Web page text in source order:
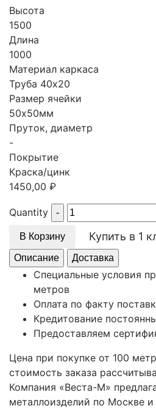
Высота
1500
Длина
1000
Материал каркаса
Труба 40х20
Размер ячейки
50х50мм
Пруток, диаметр
-
Покрытие
Краска/цинк
1450,00 ₽
Quantity
В Корзину Купить в 1
Описание Доставка
Специальные условия
метров
Оплата по факту
Кредитование
Предоставляем
Цена при покупке от 100
стоимость заказа
Компания «Веста-М»
металлоизделий по Москве